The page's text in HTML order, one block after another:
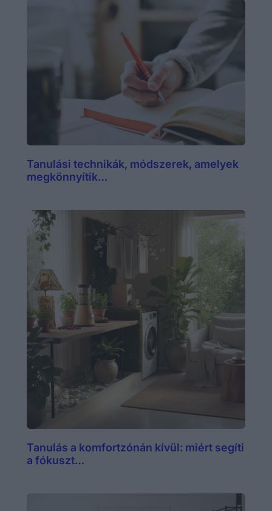
Tanulási technikák, módszerek, amelyek
megkönnyítik…
Tanulás a komfortzónán kívül: miért segíti
a fókuszt…